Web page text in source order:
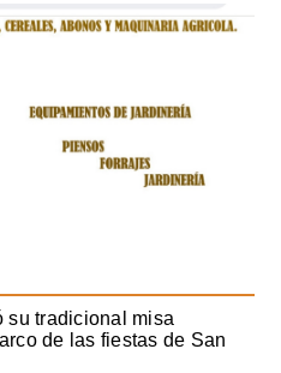
su tradicional misa
de las fiestas de San